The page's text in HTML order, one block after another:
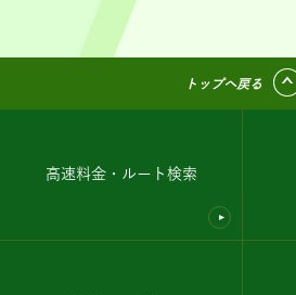
トップへ戻る
高速料金・ルート検索